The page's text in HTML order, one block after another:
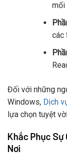
mối
các
Đối với những
Windows, Dịch
lựa chọn tuyệt
Khắc Phục Sự
Nơi